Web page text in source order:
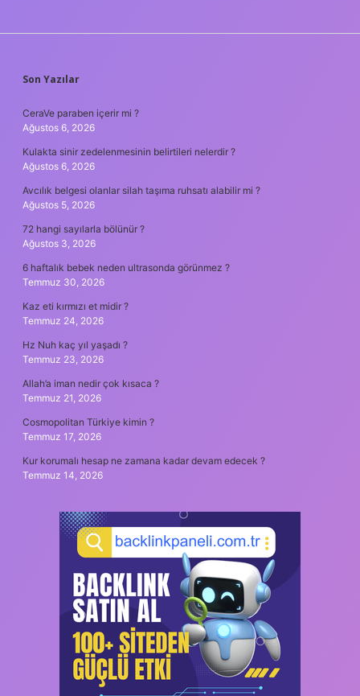
SIDEBAR
Son Yazılar
CeraVe paraben içerir mi ?
Ağustos 6, 2026
Kulakta sinir zedelenmesinin belirtileri nelerdir ?
Ağustos 6, 2026
Avcılık belgesi olanlar silah taşıma ruhsatı alabilir mi ?
Ağustos 5, 2026
72 hangi sayılarla bölünür ?
Ağustos 3, 2026
6 haftalık bebek neden ultrasonda görünmez ?
Temmuz 30, 2026
Kaz eti kırmızı et midir ?
Temmuz 24, 2026
Hz Nuh kaç yıl yaşadı ?
Temmuz 23, 2026
Allah’a iman nedir çok kısaca ?
Temmuz 21, 2026
Cosmopolitan Türkiye kimin ?
Temmuz 17, 2026
Kur korumalı hesap ne zamana kadar devam edecek ?
Temmuz 14, 2026